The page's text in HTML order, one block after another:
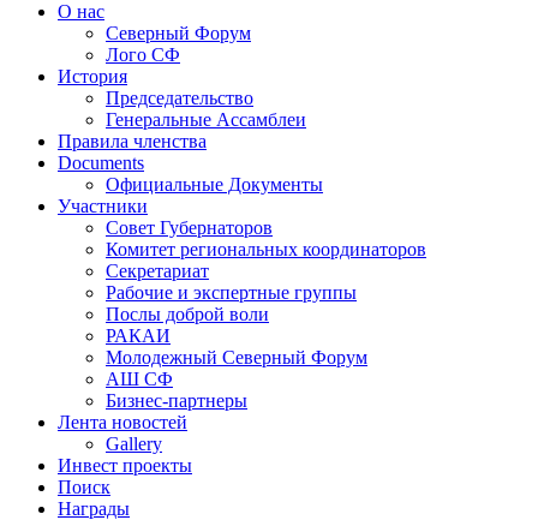
О нас
Северный Форум
Лого СФ
История
Председательство
Генеральные Ассамблеи
Правила членства
Documents
Официальные Документы
Участники
Совет Губернаторов
Комитет региональных координаторов
Секретариат
Рабочие и экспертные группы
Послы доброй воли
РАКАИ
Молодежный Северный Форум
АШ СФ
Бизнес-партнеры
Лента новостей
Gallery
Инвест проекты
Поиск
Награды